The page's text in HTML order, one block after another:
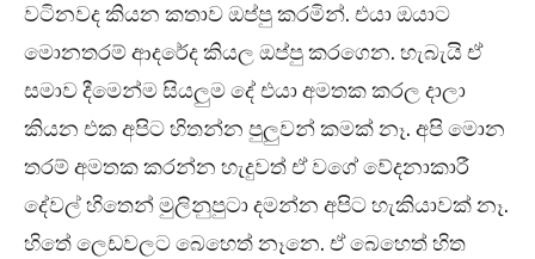
වටිනවද කියන කතාව ඔප්පු කරමින්. එයා ඔයාට
මොනතරම් ආදරේද කියල ඔප්පු කරගෙන. හැබැයි ඒ
සමාව දීමෙන්ම සියලුම දේ එයා අමතක කරල දාලා
කියන එක අපිට හිතන්න පුලුවන් කමක් නෑ. අපි මොන
තරම් අමතක කරන්න හැදුවත් ඒ වගේ වේදනාකාරී
දේවල් හිතෙන් මුලිනුපුටා දමන්න අපිට හැකියාවක් නෑ.
හිතේ ලෙඩවලට බෙහෙත් නෑනෙ. ඒ බෙහෙත් හිත